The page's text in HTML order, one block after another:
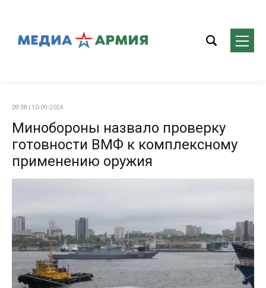
09:38 | 10-09-2024
Минобороны назвало проверку
готовности ВМФ к комплексному
применению оружия